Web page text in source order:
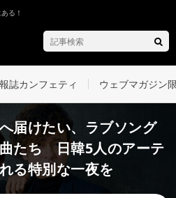
る！
誌カンフェティ ウェブマガジン
届けたい、ラブソング
たち 日韓5人のアーテ
る特別な一夜を